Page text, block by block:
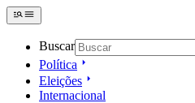
Buscar
Política
Eleições
Internacional